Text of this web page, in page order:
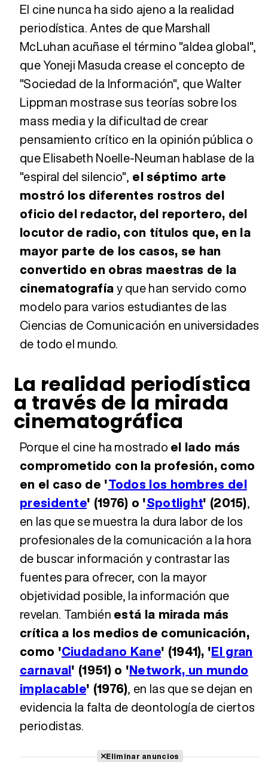
El cine nunca ha sido ajeno a la realidad
periodística. Antes de que Marshall
McLuhan acuñase el término "aldea global",
que Yoneji Masuda crease el concepto de
"Sociedad de la Información", que Walter
Lippman mostrase sus teorías sobre los
mass media y la dificultad de crear
pensamiento crítico en la opinión pública o
que Elisabeth Noelle-Neuman hablase de la
"espiral del silencio", el séptimo arte
mostró los diferentes rostros del
oficio del redactor, del reportero, del
locutor de radio, con títulos que, en la
mayor parte de los casos, se han
convertido en obras maestras de la
cinematografíay que han servido como
modelo para varios estudiantes de las
Ciencias de Comunicación en universidades
de todo el mundo.
La realidad periodística
a través de la mirada
cinematográfica
Porque el cine ha mostrado el lado más
comprometido con la profesión, como
en el caso de 'Todos los hombres del
presidente' (1976) o 'Spotlight' (2015),
en las que se muestra la dura labor de los
profesionales de la comunicación a la hora
de buscar información y contrastar las
fuentes para ofrecer, con la mayor
objetividad posible, la información que
revelan. También está la mirada más
crítica a los medios de comunicación,
como 'Ciudadano Kane' (1941), 'El gran
carnaval' (1951) o 'Network, un mundo
implacable' (1976), en las que se dejan en
evidencia la falta de deontología de ciertos
periodistas.
Eliminar anuncios